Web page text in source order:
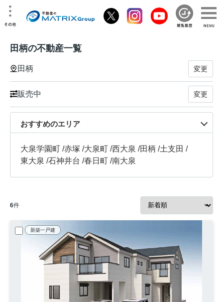
田柄の不動産一覧
田柄 変更
販売中 変更
おすすめのエリア
大泉学園町 /赤塚 /大泉町 /西大泉 /田柄 /土支田 /
東大泉 /石神井台 /春日町 /南大泉
6件
新築一戸建